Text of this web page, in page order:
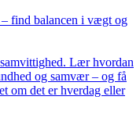
find balancen i vægt og
Lær hvordan
og samvær – og få
om det er hverdag eller